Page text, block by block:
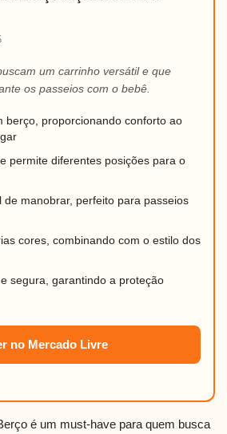
um carrinho versátil e que
os passeios com o bebê.
berço, proporcionando conforto ao
permite diferentes posições para o
de manobrar, perfeito para passeios
cores, combinando com o estilo dos
segura, garantindo a proteção
no Mercado Livre
é um must-have para quem busca